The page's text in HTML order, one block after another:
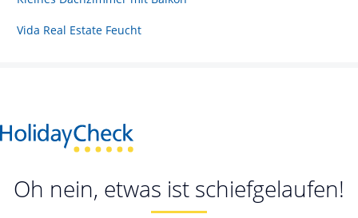
Vida Real Estate Feucht
Oh nein, etwas ist schiefgelaufen!